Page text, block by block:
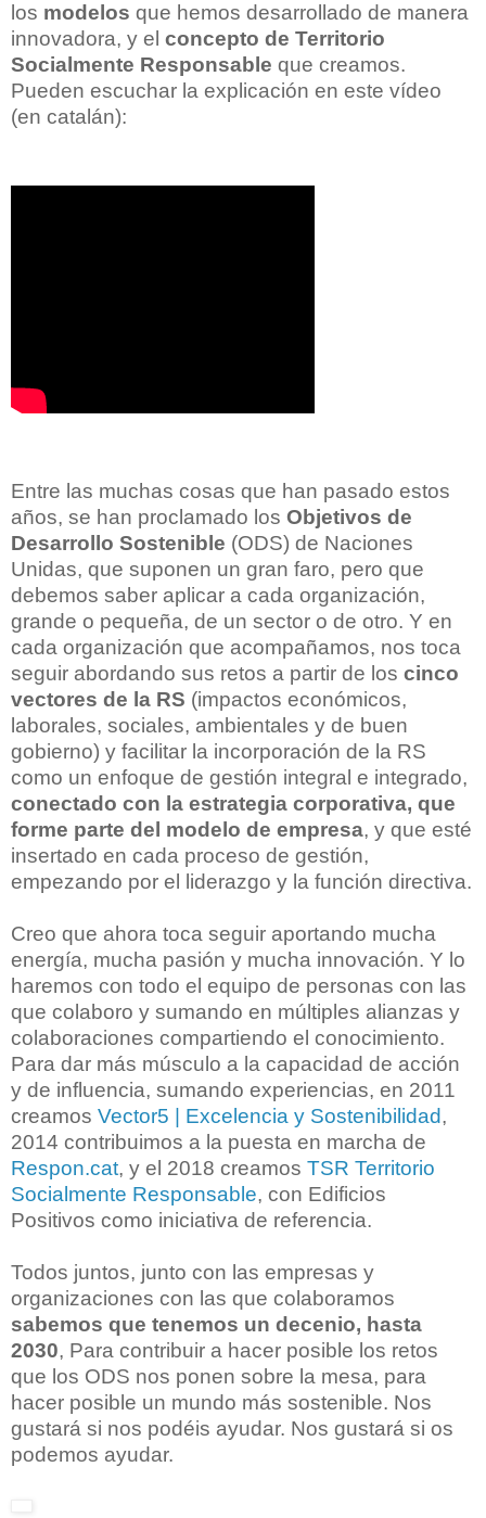
los modelos que hemos desarrollado de manera
innovadora, y el concepto de Territorio
Socialmente Responsable que creamos.
Pueden escuchar la explicación en este vídeo
(en catalán):
Entre las muchas cosas que han pasado estos
años, se han proclamado los Objetivos de
Desarrollo Sostenible (ODS) de Naciones
Unidas, que suponen un gran faro, pero que
debemos saber aplicar a cada organización,
grande o pequeña, de un sector o de otro. Y en
cada organización que acompañamos, nos toca
seguir abordando sus retos a partir de los cinco
vectores de la RS (impactos económicos,
laborales, sociales, ambientales y de buen
gobierno) y facilitar la incorporación de la RS
como un enfoque de gestión integral e integrado,
conectado con la estrategia corporativa, que
forme parte del modelo de empresa, y que esté
insertado en cada proceso de gestión,
empezando por el liderazgo y la función directiva.
Creo que ahora toca seguir aportando mucha
energía, mucha pasión y mucha innovación. Y lo
haremos con todo el equipo de personas con las
que colaboro y sumando en múltiples alianzas y
colaboraciones compartiendo el conocimiento.
Para dar más músculo a la capacidad de acción
y de influencia, sumando experiencias, en 2011
creamos Vector5 | Excelencia y Sostenibilidad,
2014 contribuimos a la puesta en marcha de
Respon.cat, y el 2018 creamos TSR Territorio
Socialmente Responsable, con Edificios
Positivos como iniciativa de referencia.
Todos juntos, junto con las empresas y
organizaciones con las que colaboramos
sabemos que tenemos un decenio, hasta
2030, Para contribuir a hacer posible los retos
que los ODS nos ponen sobre la mesa, para
hacer posible un mundo más sostenible. Nos
gustará si nos podéis ayudar. Nos gustará si os
podemos ayudar.